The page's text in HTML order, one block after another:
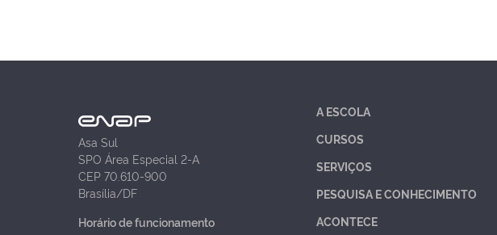
Asa Sul
SPO Área Especial 2-A
CEP 70.610-900
Brasília/DF
Horário de funcionamento
A ESCOLA
CURSOS
SERVIÇOS
PESQUISA E CONHECIMENTO
ACONTECE